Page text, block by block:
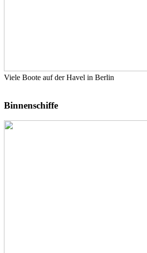
Viele Boote auf der Havel in Berlin
Binnenschiffe